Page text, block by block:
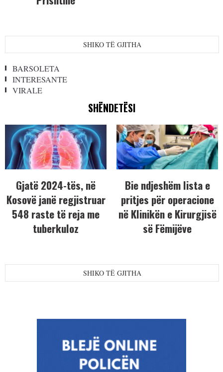
SHIKO TË GJITHA
BARSOLETA
INTERESANTE
VIRALE
SHËNDETËSI
Gjatë 2024-tës, në
Kosovë janë regjistruar
548 raste të reja me
tuberkuloz
Bie ndjeshëm lista e
pritjes për operacione
në Klinikën e Kirurgjisë
së Fëmijëve
SHIKO TË GJITHA